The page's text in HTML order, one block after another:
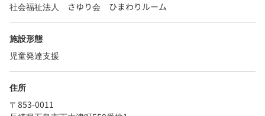
社会福祉法人 さゆり会 ひまわりルーム
施設形態
児童発達支援
住所
〒853-0011